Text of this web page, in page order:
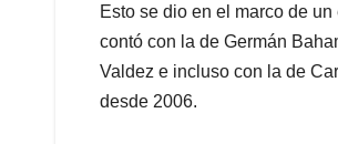
Esto se dio en el marco de
contó con la de Germán
Valdez e incluso con la de
desde 2006.